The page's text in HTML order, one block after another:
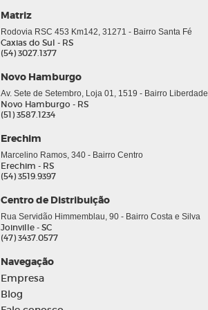
Matriz
Rodovia RSC 453 Km142, 31271 - Bairro Santa Fé
Caxias do Sul - RS
(54) 3027.1377
Novo Hamburgo
Av. Sete de Setembro, Loja 01, 1519 - Bairro Liberdade
Novo Hamburgo - RS
(51) 3587.1234
Erechim
Marcelino Ramos, 340 - Bairro Centro
Erechim - RS
(54) 3519.9397
Centro de Distribuição
Rua Servidão Himmemblau, 90 - Bairro Costa e Silva
Joinville - SC
(47) 3437.0577
Navegação
Empresa
Blog